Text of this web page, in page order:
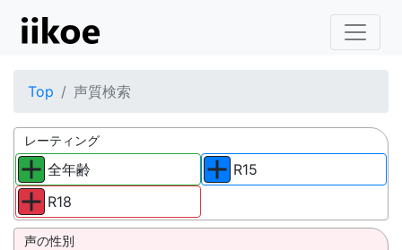
Top 声質検索
レーティング
全年齢
R18
R15
声の性別